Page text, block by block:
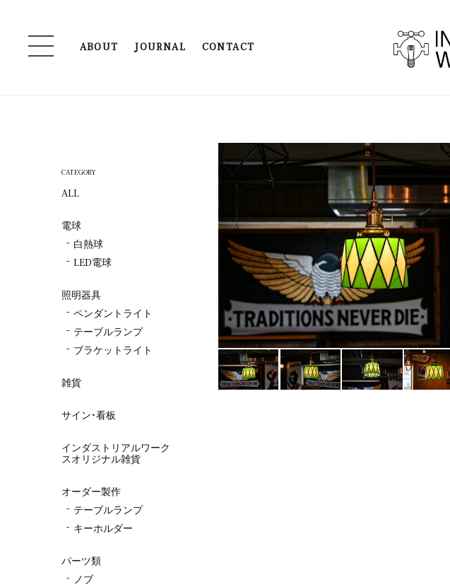
ABOUT JOURNAL CONTACT
CATEGORY
ALL
電球
白熱球
LED電球
照明器具
ペンダントライト
テーブルランプ
ブラケットライト
雑貨
サイン・看板
インダストリアルワーク
スオリジナル雑貨
オーダー製作
テーブルランプ
キーホルダー
パーツ類
ノブ